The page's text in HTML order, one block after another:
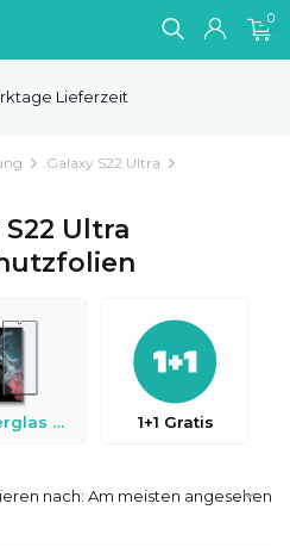
0
Lieferzeit
Galaxy S22 Ultra
Ultra
Panzerglas & Schutzfolien 1+1 Gratis
nach: